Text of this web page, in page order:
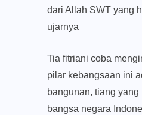
dari Allah SWT yang
ujarnya
Tia fitriani coba
pilar kebangsaan ini
bangunan, tiang
bangsa negara